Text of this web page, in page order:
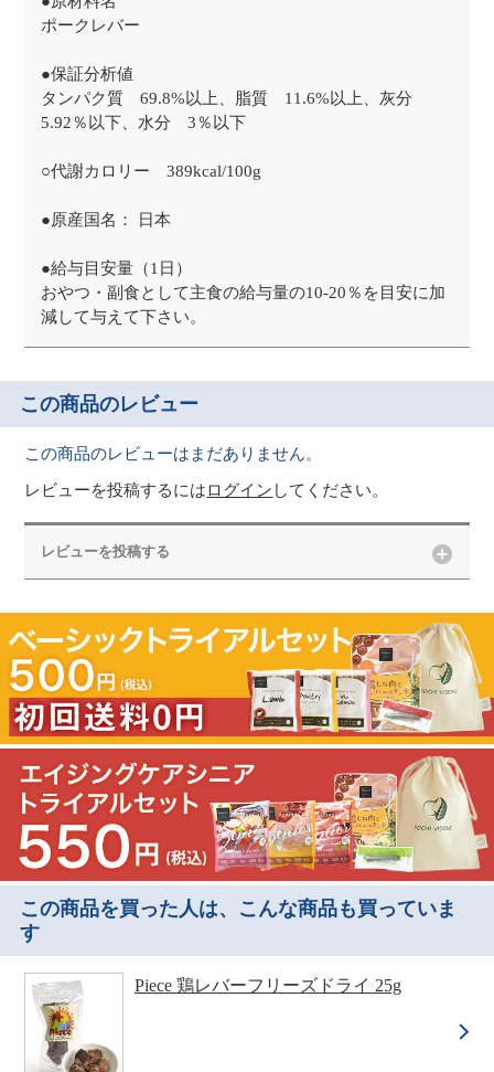
ポークレバー
●保証分析値
タンパク質 69.8%以上、脂質 11.6%以上、灰分
5.92％以下、水分 3％以下
○代謝カロリー 389kcal/100g
●原産国名： 日本
●給与目安量（1日）
おやつ・副食として主食の給与量の10-20％を目安に加
減して与えて下さい。
この商品のレビュー
この商品のレビューはまだありません。
レビューを投稿するにはログイン してください。
レビューを投稿する
この商品を買った人は、こんな商品も買っていま
す
Piece 鶏レバーフリーズドライ 25g